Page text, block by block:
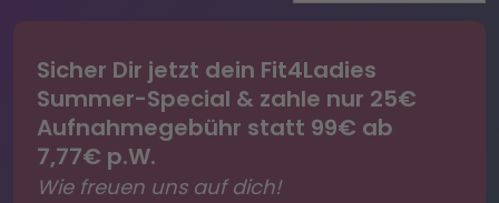
Sicher Dir jetzt dein Fit4Ladies
Summer-Special & zahle nur 25€
Aufnahmegebühr statt 99€ ab
7,77€ p.W.
Wie freuen uns auf dich!